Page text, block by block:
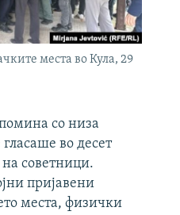
места во Кула, 29
со низа
во десет
советници.
пријавени
места, физички